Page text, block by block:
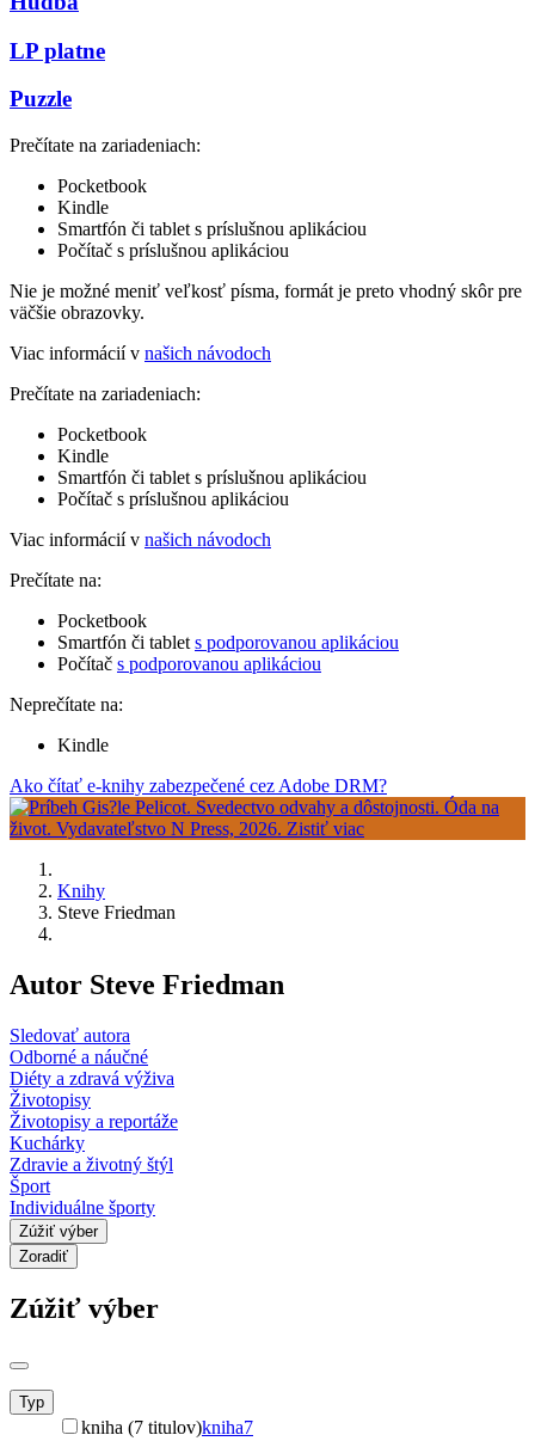
LP platne
Puzzle
Prečítate na zariadeniach:
Pocketbook
Kindle
Smartfón či tablet s príslušnou aplikáciou
Počítač s príslušnou aplikáciou
Nie je možné meniť veľkosť písma, formát je preto vhodný skôr pre
väčšie obrazovky.
Viac informácií v našich návodoch
Prečítate na zariadeniach:
Pocketbook
Kindle
Smartfón či tablet s príslušnou aplikáciou
Počítač s príslušnou aplikáciou
Viac informácií v našich návodoch
Prečítate na:
Pocketbook
Smartfón či tablet s podporovanou aplikáciou
Počítač s podporovanou aplikáciou
Neprečítate na:
Kindle
Ako čítať e-knihy zabezpečené cez Adobe DRM?
Knihy
Steve Friedman
Autor Steve Friedman
Sledovať autora
Odborné a náučné
Diéty a zdravá výživa
Životopisy
Životopisy a reportáže
Kuchárky
Zdravie a životný štýl
Šport
Individuálne športy
Zúžiť výber
Zoradiť
Zúžiť výber
Typ
kniha (7 titulov)kniha7